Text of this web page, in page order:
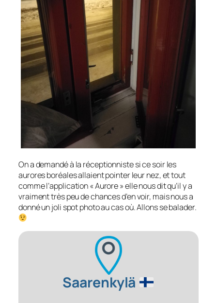
On a demandé à la réceptionniste si ce soir les
aurores boréales allaient pointer leur nez, et tout
comme l’application « Aurore » elle nous dit qu’il y a
vraiment très peu de chances d’en voir, mais nous a
donné un joli spot photo au cas où. Allons se balader.
Saarenkylä